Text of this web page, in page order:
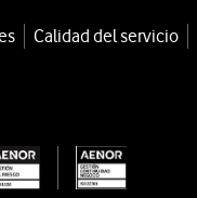
Calidad del servicio